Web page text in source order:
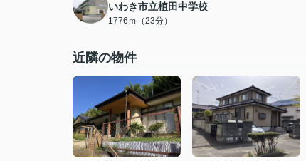
いわき市立植田中学校
1776ｍ（23分）
近隣の物件